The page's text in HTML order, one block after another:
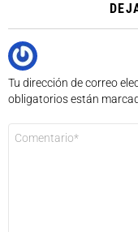
Tu dirección de correo
obligatorios están